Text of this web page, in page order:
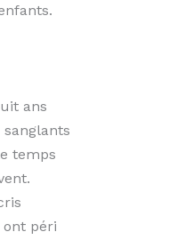
ans
sanglants
temps
péri